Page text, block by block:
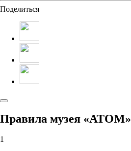
Поделиться
Правила музея «АТОМ»
1